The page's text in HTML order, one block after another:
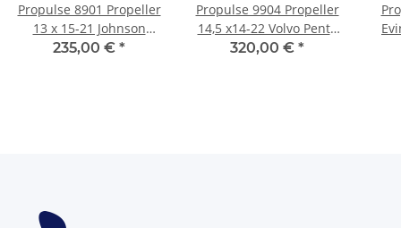
Propulse 8901 Propeller
13 x 15-21 Johnson
Evinrude Suzuki OMC
235,00 € *
Propulse 9904 Propeller
14,5 x14-22 Volvo Penta
AQ 280 290 SP 100-
320,00 € *